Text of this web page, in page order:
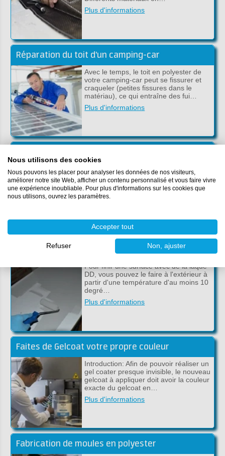
Plus d'informations
Réparation du toit d'un camping-car
Avec le temps, le toit en polyester de
votre camping-car peut se fissurer et
craqueler (petites fissures dans le
matériau), ce qui entraîne des fui…
Plus d'informations
Faire une couche de carbone avec de
la vraie fibre de carbone n’est pas
difficile. Suivez les étapes ci-dessous
pour obtenir un résultat opt…
Pour finir une surface avec de la laque
DD, vous pouvez le faire à l'extérieur à
partir d'une température d'au moins 10
degré…
Plus d'informations
Faites de Gelcoat votre propre couleur
Introduction: Afin de pouvoir réaliser un
gel coater presque invisible, le nouveau
gelcoat à appliquer doit avoir la couleur
exacte du gelcoat en…
Plus d'informations
Fabrication de moules en polyester
Nous utilisons des cookies
Nous pouvons les placer pour analyser les données de nos visiteurs,
améliorer notre site Web, afficher un contenu personnalisé et vous faire vivre
une expérience inoubliable. Pour plus d'informations sur les cookies que
nous utilisons, ouvrez les paramètres.
Accepter tout
Refuser Non, ajuster